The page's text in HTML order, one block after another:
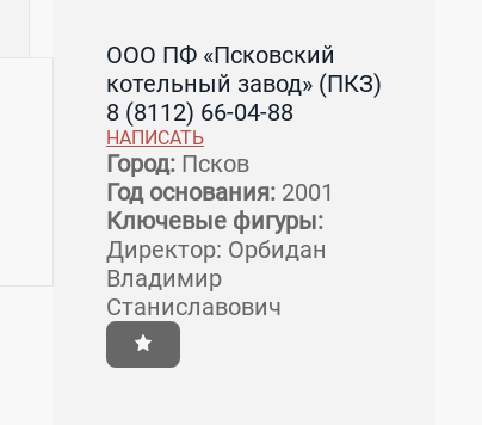
ООО ПФ «Псковский
котельный завод» (ПКЗ)
8 (8112) 66-04-88
НАПИСАТЬ
Город: Псков
Год основания: 2001
Ключевые фигуры:
Директор: Орбидан
Владимир
Станиславович